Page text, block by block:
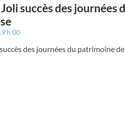
succès des journées
h 00
des journées du patrimoine